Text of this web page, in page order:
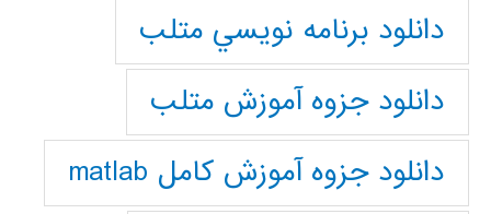
دانلود برنامه نويسي متلب
دانلود جزوه آموزش متلب
دانلود جزوه آموزش کامل matlab